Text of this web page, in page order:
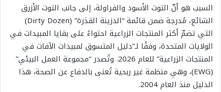
السبب هو أنّ التوت الأسود والفراولة، إلى جانب التوت الأزرق
الشائع، مُدرجة ضمن قائمة “الدزينة القذرة” (Dirty Dozen)
التي تضمّ أكثر المنتجات الزراعية احتواءً على بقايا المبيدات في
الولايات المتحدة، وفقًا لـ”دليل المتسوق لمبيدات الآفات في
المنتجات الزراعية” للعام 2026. وتُصدر “مجموعة العمل البيئي”
(EWG)، وهي منظمة غير ربحية تُعنى بالدفاع عن الصحة، هذا
الدليل منذ العام 2004.